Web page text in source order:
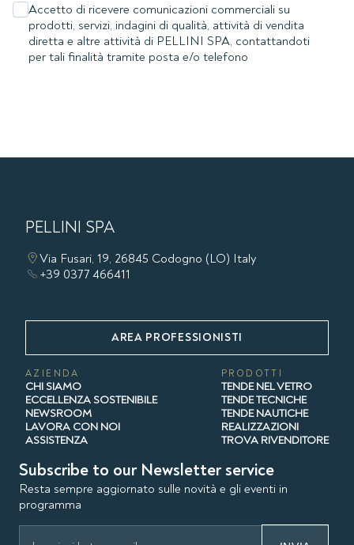
Accetto di ricevere comunicazioni commerciali su
prodotti, servizi, indagini di qualità, attività di vendita
diretta e altre attività di PELLINI SPA, contattandoti
per tali finalità tramite posta e/o telefono
PELLINI SPA
Via Fusari, 19, 26845 Codogno (LO) Italy
+39 0377 466411
AREA PROFESSIONISTI
AZIENDA
CHI SIAMO
ECCELLENZA SOSTENIBILE
NEWSROOM
LAVORA CON NOI
ASSISTENZA
PRODOTTI
TENDE NEL VETRO
TENDE TECNICHE
TENDE NAUTICHE
REALIZZAZIONI
TROVA RIVENDITORE
Subscribe to our Newsletter service
Resta sempre aggiornato sulle novità e gli eventi in
programma